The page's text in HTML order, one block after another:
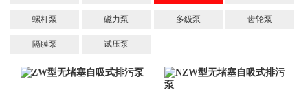
螺杆泵 磁力泵 多级泵 齿轮泵
隔膜泵 试压泵